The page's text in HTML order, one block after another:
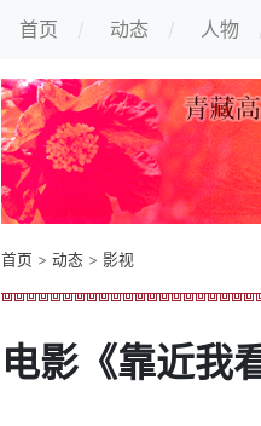
首页 动态 人物
首页 > 动态 > 影视
电影《靠近我